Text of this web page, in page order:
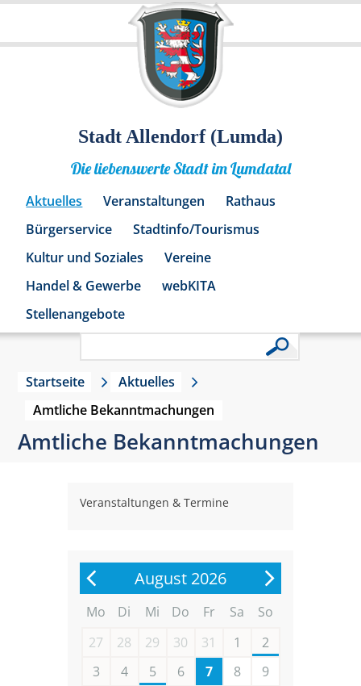
Stadt Allendorf (Lumda)
Die liebenswerte Stadt im Lumdatal
Aktuelles Veranstaltungen
Rathaus
Bürgerservice
Stadtinfo/Tourismus
Kultur und Soziales
Vereine
Handel & Gewerbe
webKITA
Stellenangebote
Startseite
Aktuelles
Amtliche Bekanntmachungen
Amtliche Bekanntmachungen
Veranstaltungen & Termine
August 2026
Mo Di Mi Do Fr Sa
So
27
28 29 30 31 1
2
3
4 5 6 7 8
9